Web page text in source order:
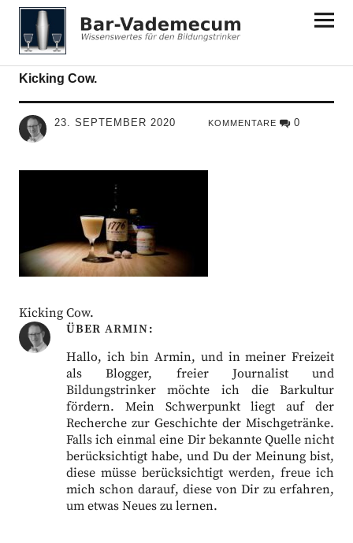
Bar-Vademecum
Kicking Cow.
23. SEPTEMBER 2020 KOMMENTARE 0
Kicking Cow.
ÜBER ARMIN
Hallo, ich bin Armin, und in meiner Freizeit
als Blogger, freier Journalist und
Bildungstrinker möchte ich die Barkultur
fördern. Mein Schwerpunkt liegt auf der
Recherche zur Geschichte der Mischgetränke.
Falls ich einmal eine Dir bekannte Quelle nicht
berücksichtigt habe, und Du der Meinung bist,
diese müsse berücksichtigt werden, freue ich
mich schon darauf, diese von Dir zu erfahren,
um etwas Neues zu lernen.